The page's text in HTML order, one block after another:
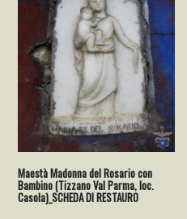
Maestà Madonna del Rosario con
Bambino (Tizzano Val Parma, loc.
Casola)_SCHEDA DI RESTAURO